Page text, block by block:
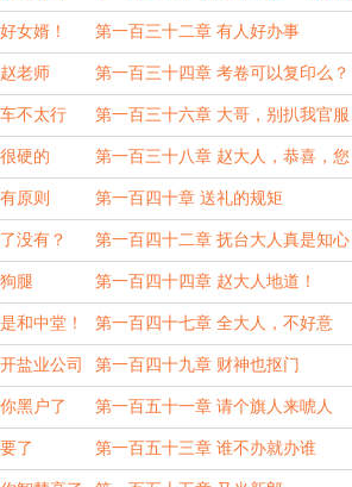
斗
女婿！ 第一百三十二章 有人好办事
老师 第一百三十四章 考卷可以复印么？
不太行 第一百三十六章 大哥，别扒我官服
啊！
硬的 第一百三十八章 赵大人，恭喜，您
又升了！
原则 第一百四十章 送礼的规矩
没有？ 第一百四十二章 抚台大人真是知心
人啊
腿 第一百四十四章 赵大人地道！
和中堂！ 第一百四十七章 全大人，不好意
思，我卖了你
盐业公司 第一百四十九章 财神也抠门
黑户了 第一百五十一章 请个旗人来唬人
了 第一百五十三章 谁不办就办谁